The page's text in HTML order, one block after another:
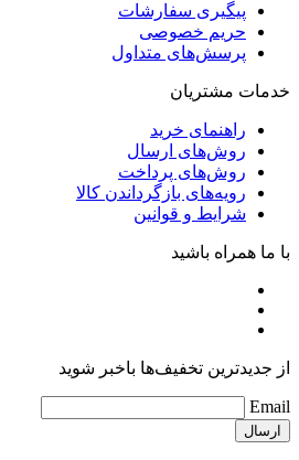
پیگیری سفارشات
حریم خصوصی
پرسش‌های متداول
خدمات مشتریان
راهنمای خرید
روش‌های ارسال
روش‌های پرداخت
رویه‌های بازگرداندن کالا
شرایط و قوانین
با ما همراه باشید
از جدیدترین تخفیف‌ها باخبر شوید
Email